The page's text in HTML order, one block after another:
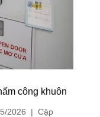
công khuôn
2026 | Cập